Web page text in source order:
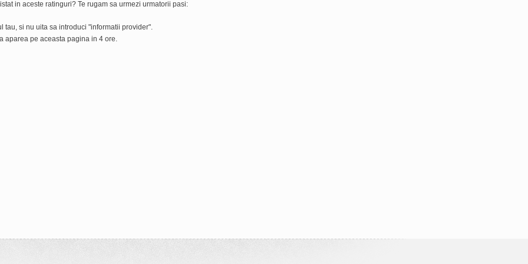
in aceste ratinguri? Te rugam sa urmezi urmatorii pasi:
tau, si nu uita sa introduci "informatii provider".
aparea pe aceasta pagina in 4 ore.